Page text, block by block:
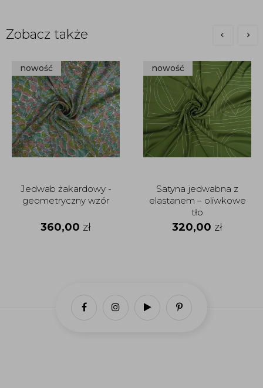
Zobacz także
nowość
Jedwab żakardowy -
geometryczny wzór
360,00 zł
nowość
Satyna jedwabna z
elastanem – oliwkowe
tło
320,00 zł